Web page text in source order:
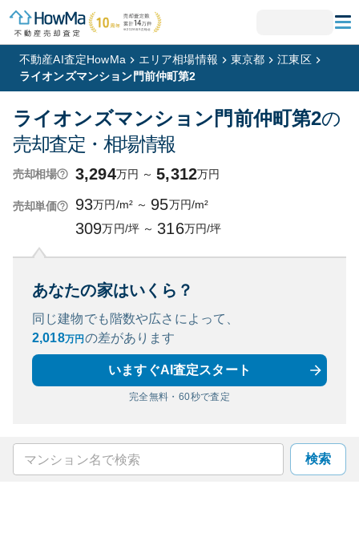
不動産AI査定HowMa エリア相場情報 東京都
江東区
ライオンズマンション門前仲町第2
ライオンズマンション門前仲町第2の
売却査定・相場情報
売却相場 3,294万円 ～ 5,312万円
売却単価 93万円/m² ～ 95万円/m²
309万円/坪 ～ 316万円/坪
あなたの家はいくら？
同じ建物でも階数や広さによって、
2,018万円 の差があります
いますぐAI査定スタート
完全無料・60秒で査定
検索